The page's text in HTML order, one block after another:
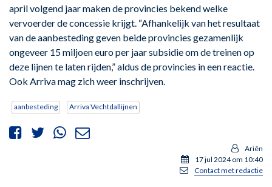
april volgend jaar maken de provincies bekend welke
vervoerder de concessie krijgt. “Afhankelijk van het resultaat
van de aanbesteding geven beide provincies gezamenlijk
ongeveer 15 miljoen euro per jaar subsidie om de treinen op
deze lijnen te laten rijden,” aldus de provincies in een reactie.
Ook Arriva mag zich weer inschrijven.
aanbesteding Arriva Vechtdallijnen
Ariën
17 jul 2024 om 10:40
Contact met redactie